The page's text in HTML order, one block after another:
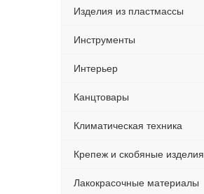
Изделия из пластмассы
Инструменты
Интерьер
Канцтовары
Климатическая техника
Крепеж и скобяные изделия
Лакокрасочные материалы